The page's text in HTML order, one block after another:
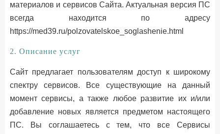
материалов и сервисов Сайта. Актуальная версия ПС
всегда находится по адресу
https://med39.ru/polzovatelskoe_soglashenie.html
2. Описание услуг
Сайт предлагает пользователям доступ к широкому
спектру cервисов. Все существующие на данный
момент сервисы, а также любое развитие их и/или
добавление новых является предметом настоящего
ПС. Вы соглашаетесь с тем, что все Сервисы